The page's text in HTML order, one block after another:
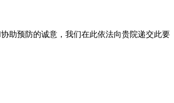
助预防的诚意，我们在此依法向贵院递交此要